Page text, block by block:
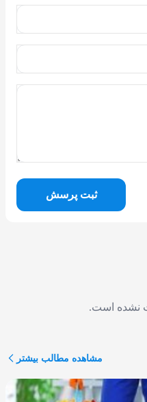
ثبت پرسش
نشده است.
مشاهده مطالب بیشتر